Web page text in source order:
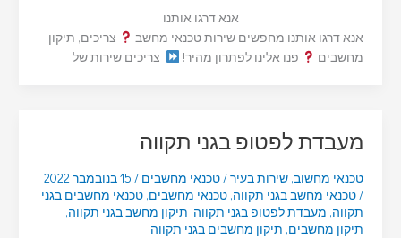
אנא דרגו אותנו
אנא דרגו אותנו מחפשים שירות טכנאי מחשב
צריכים, תיקון
מחשבים
פנו אלינו לפתרון מהיר! צריכים שירות של
מעבדת לפטופ בגני תקווה
טכנאי מחשוב, שירות בעיר/טכנאי מחשבים / 15 בנובמבר 2022
/טכנאי מחשב בגני תקווה, טכנאי מחשבים, טכנאי מחשבים בגני
תקווה, מעבדת לפטופ בגני תקווה, תיקון מחשב בגני תקווה,
תיקון מחשבים, תיקון מחשבים בגני תקווה